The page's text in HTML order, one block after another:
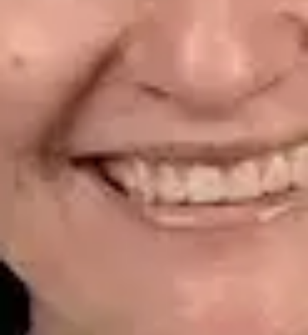
CGCOM | 464628929
Reservar cita Ver perfil
Dr. Alfredo del Valle Moreno Montañez — Dermatologist,
Global Health Spain Dr. Alfredo del Valle Moreno Montañez —
Dermatologist at Global Health Spain. Book an online video
consultation.
ES